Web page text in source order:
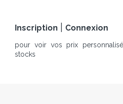
Inscription Connexion
pour voir vos prix
stocks